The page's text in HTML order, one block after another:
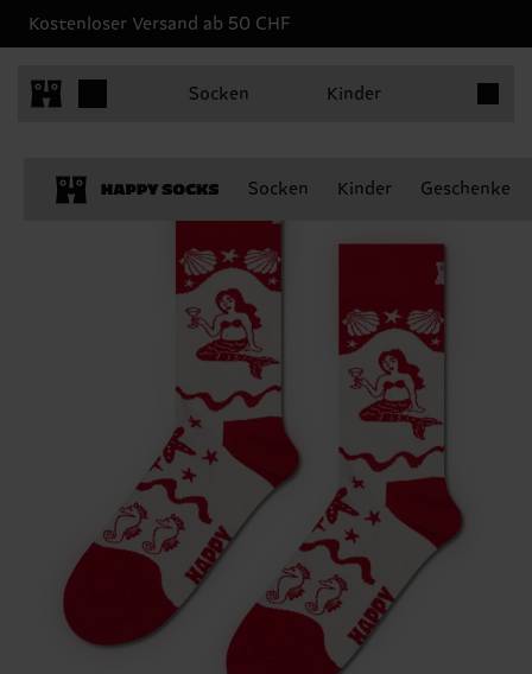
Kostenloser Versand ab 50 CHF
Socken Kinder
Socken Kinder Geschenke